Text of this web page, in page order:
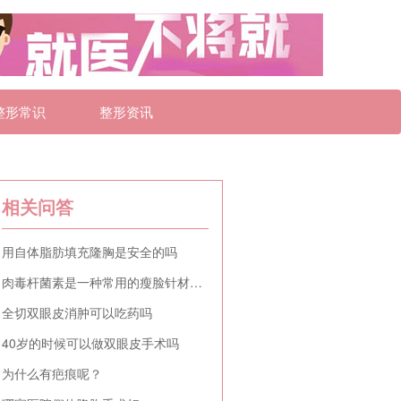
形常识 整形资讯
相关问答
用自体脂肪填充隆胸是安全的吗
肉毒杆菌素是一种常用的瘦脸针材料吗
全切双眼皮消肿可以吃药吗
40岁的时候可以做双眼皮手术吗
为什么有疤痕呢？